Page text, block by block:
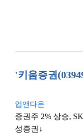
'키움증권
업앤다운
증권주 2% 상승,
성증권↓